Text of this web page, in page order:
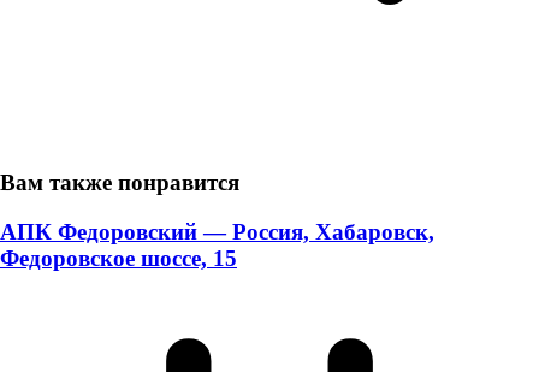
Вам также понравится
АПК Федоровский — Россия, Хабаровск,
Федоровское шоссе, 15